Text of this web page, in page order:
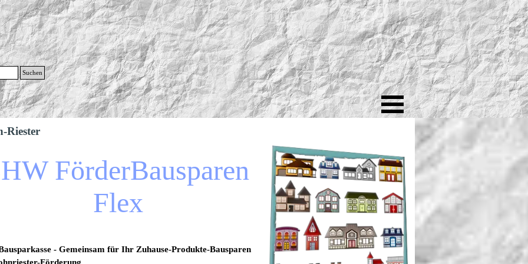
Suchen
Menü überspringen
Riester
FörderBausparen
Flex
- Gemeinsam für Ihr Zuhause-Produkte-Bausparen